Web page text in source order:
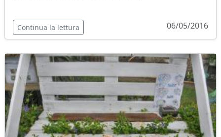
Continua la lettura 06/05/2016